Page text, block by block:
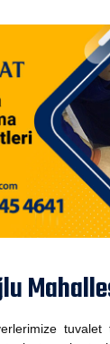
tuvalet